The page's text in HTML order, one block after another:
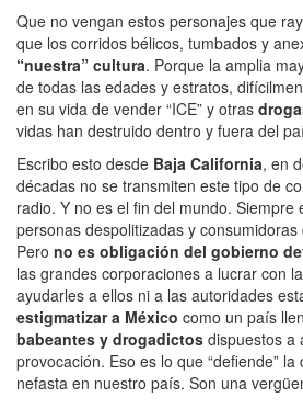
Que no vengan estos personajes que
que los corridos bélicos, tumbados y
“nuestra” cultura. Porque la amplia
de todas las edades y estratos,
en su vida de vender “ICE” y otras
vidas han destruido dentro y fuera del
Escribo esto desde Baja California, en
décadas no se transmiten este tipo de
radio. Y no es el fin del mundo. Siempre
personas despolitizadas y
Pero no es obligación del gobierno
las grandes corporaciones a lucrar con
ayudarles a ellos ni a las autoridades
estigmatizar a México como un país
babeantes y drogadictos dispuestos a
provocación. Eso es lo que “defiende”
nefasta en nuestro país. Son una